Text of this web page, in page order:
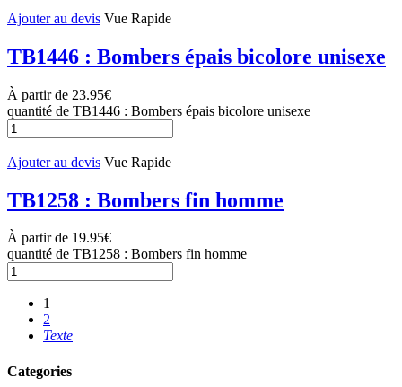
Ajouter au devis Vue Rapide
TB1446 : Bombers épais bicolore unisexe
À partir de 23.95€
quantité de TB1446 : Bombers épais bicolore unisexe
Ajouter au devis Vue Rapide
TB1258 : Bombers fin homme
À partir de 19.95€
quantité de TB1258 : Bombers fin homme
1
2
Texte
Categories